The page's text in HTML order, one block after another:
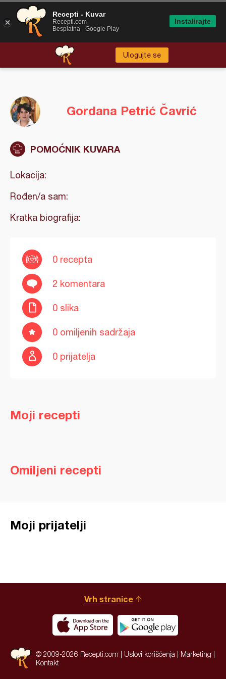
Ulogujte se
Gordana Petrić Čavrić
POMOĆNIK KUVARA
Lokacija:
Rođen/a sam:
Kratka biografija:
0 recepta
2 komentara
0 slika
0 omiljenih sadržaja
0 prijatelja
Moji recepti
Omiljeni recepti
Moji prijatelji
Vrh stranice
© 2009-2026 Recepti.com | Uslovi korišćenja Marketing
Kontakt
Recepti - Kuvar
Recepti.com
Besplatna - Google Play
Instalirajte